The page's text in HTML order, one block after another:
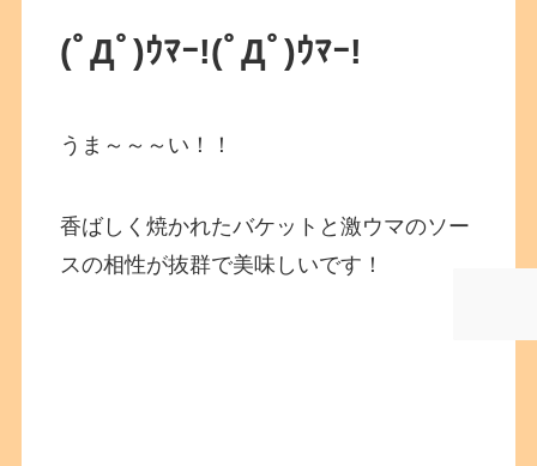
(ﾟДﾟ)ｳﾏｰ!(ﾟДﾟ)ｳﾏｰ!
うま～～～い！！
香ばしく焼かれたバケットと激ウマのソー
スの相性が抜群で美味しいです！